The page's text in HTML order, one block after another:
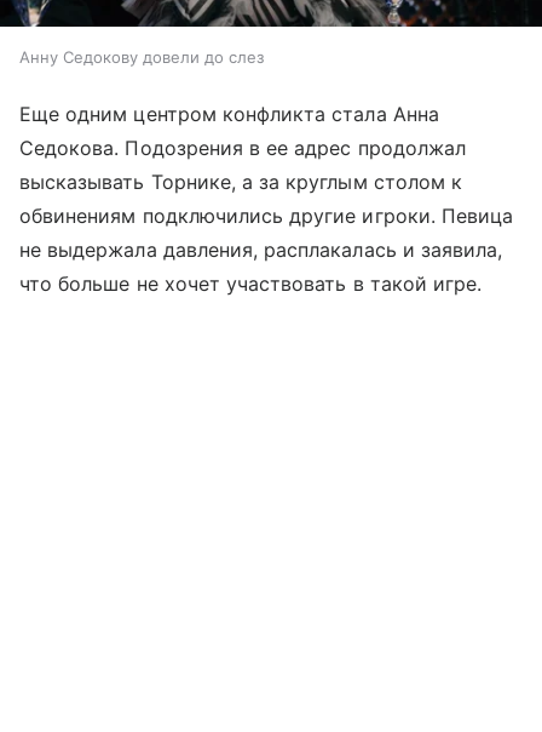
Анну Седокову довели до слез
Еще одним центром конфликта стала Анна
Седокова. Подозрения в ее адрес продолжал
высказывать Торнике, а за круглым столом к
обвинениям подключились другие игроки. Певица
не выдержала давления, расплакалась и заявила,
что больше не хочет участвовать в такой игре.